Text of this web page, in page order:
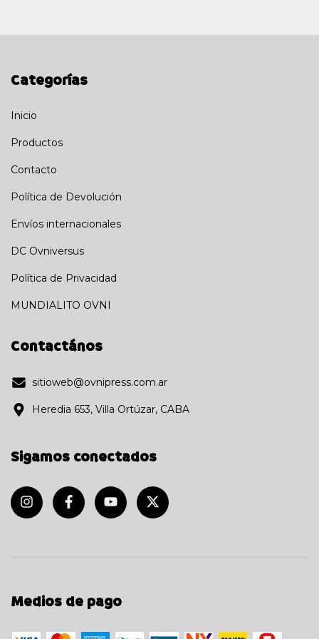
Categorías
Inicio
Productos
Contacto
Política de Devolución
Envíos internacionales
DC Ovniversus
Política de Privacidad
MUNDIALITO OVNI
Contactános
sitioweb@ovnipress.com.ar
Heredia 653, Villa Ortúzar, CABA
Sigamos conectados
Medios de pago